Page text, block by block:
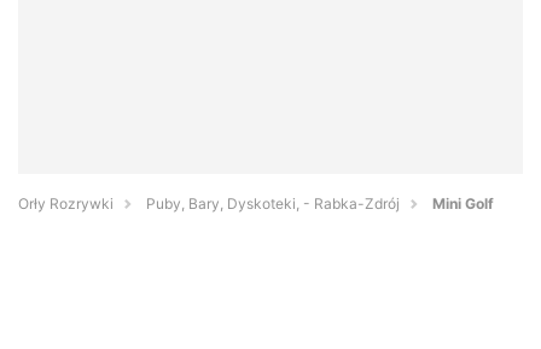
Orły Rozrywki Puby, Bary, Dyskoteki, - Rabka-Zdrój Mini Golf